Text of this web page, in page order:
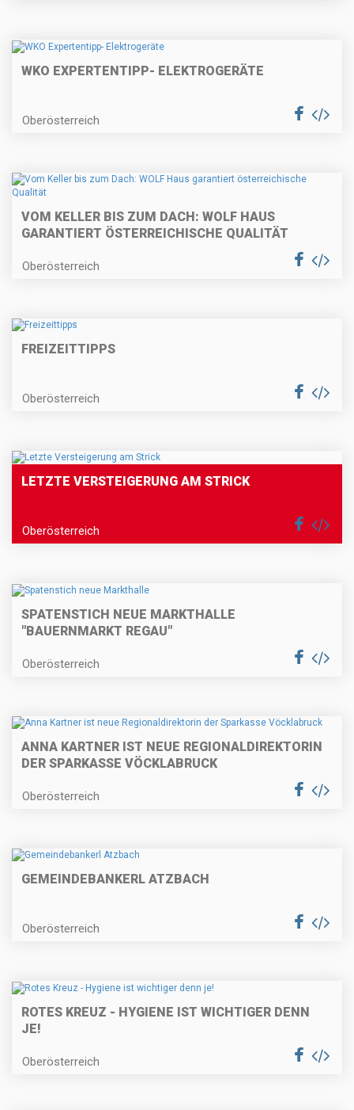
WKO EXPERTENTIPP- ELEKTROGERÄTE
Oberösterreich
VOM KELLER BIS ZUM DACH: WOLF HAUS
GARANTIERT ÖSTERREICHISCHE QUALITÄT
Oberösterreich
FREIZEITTIPPS
Oberösterreich
LETZTE VERSTEIGERUNG AM STRICK
Oberösterreich
SPATENSTICH NEUE MARKTHALLE
"BAUERNMARKT REGAU"
Oberösterreich
ANNA KARTNER IST NEUE REGIONALDIREKTORIN
DER SPARKASSE VÖCKLABRUCK
Oberösterreich
GEMEINDEBANKERL ATZBACH
Oberösterreich
ROTES KREUZ - HYGIENE IST WICHTIGER DENN
JE!
Oberösterreich